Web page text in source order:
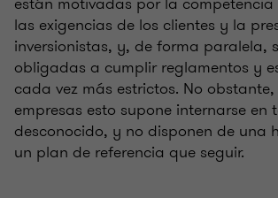
las exigencias de los clientes y la
inversionistas, y, de forma paralela,
obligadas a cumplir reglamentos y
cada vez más estrictos. No
empresas esto supone internarse en
desconocido, y no disponen de una
un plan de referencia que seguir.